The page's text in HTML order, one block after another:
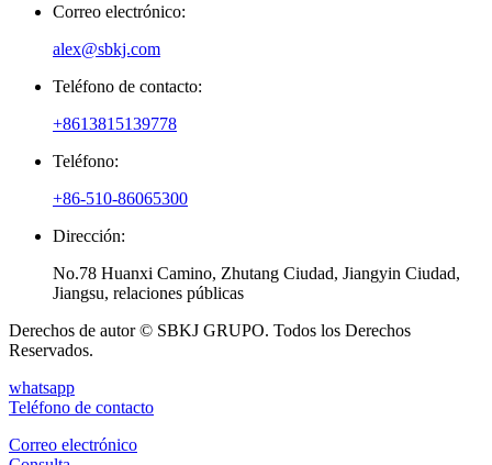
Correo electrónico:
alex@sbkj.com
Teléfono de contacto:
+8613815139778
Teléfono:
+86-510-86065300
Dirección:
No.78 Huanxi Camino, Zhutang Ciudad, Jiangyin Ciudad,
Jiangsu, relaciones públicas
Derechos de autor © SBKJ GRUPO. Todos los Derechos
Reservados.
whatsapp
Teléfono de contacto
Correo electrónico